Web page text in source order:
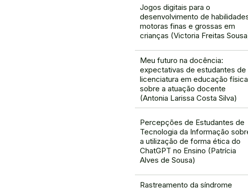
Jogos digitais para o
desenvolvimento de
motoras finas e grossas em
crianças (Victoria Freitas
Meu futuro na docência:
expectativas de estudantes de
licenciatura em educação física
sobre a atuação docente
(Antonia Larissa Costa Silva)
Percepções de Estudantes de
Tecnologia da Informação
a utilização de forma ética do
ChatGPT no Ensino (Patrícia
Alves de Sousa)
Rastreamento da síndrome